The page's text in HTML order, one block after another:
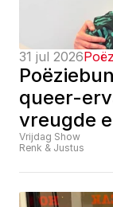
31 jul 2026
queer-
vreugde
Vrijdag Show
Renk & Justus